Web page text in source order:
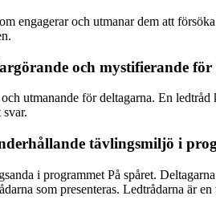
engagerar och utmanar dem att
och mystifierande för
utmanande för deltagarna. En
tävlingsmiljö i
i programmet På spåret.
som presenteras. Ledtrådarna